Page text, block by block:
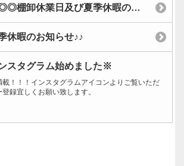
卸休業日及び夏季休暇のおしらせ◎◎◎◎
休暇のお知らせ♪♪
スタグラム始めました※
載！！！インスタグラムアイコンよりご覧いただ
録宜しくお願い致します。